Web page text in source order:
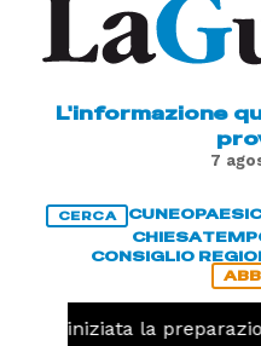
L'informazione
7
CERCA CUNEOPAESI
CHIESA
CONSIGLIO
iniziata la